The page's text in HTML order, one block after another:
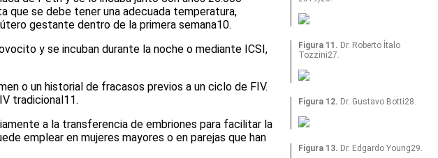
Figura 11. Dr. Roberto Ítalo
Tozzini27.
Figura 12. Dr. Gustavo Botti28.
Figura 13. Dr. Edgardo Young29.
que se debe tener una adecuada temperatura,
gestante dentro de la primera semana10.
y se incuban durante la noche o mediante ICSI,
o un historial de fracasos previos a un ciclo de FIV.
tradicional11.
a la transferencia de embriones para facilitar la
emplear en mujeres mayores o en parejas que han